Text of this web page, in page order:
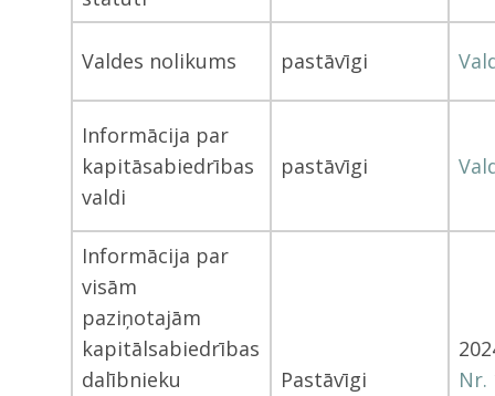
Valdes nolikums pastāvīgi
Informācija par
kapitāsabiedrības
valdi
pastāvīgi
Informācija par
visām
paziņotajām
kapitālsabiedrības
dalībnieku
Pastāvīgi
Nr.